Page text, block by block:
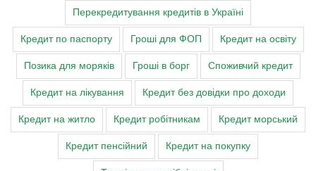
Перекредитування кредитів в Україні
Кредит по паспорту Гроші для ФОП Кредит на освіту
Позика для моряків Гроші в борг Споживчий кредит
Кредит на лікування Кредит без довідки про доходи
Кредит на житло Кредит робітникам Кредит морський
Кредит пенсійний Кредит на покупку